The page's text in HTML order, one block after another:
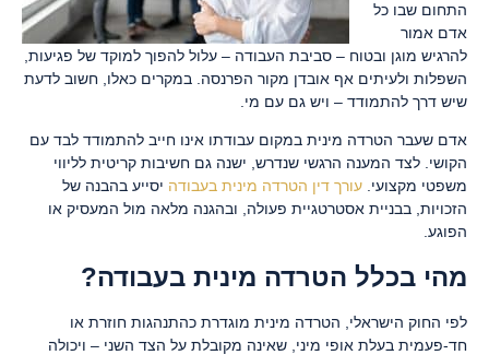
התחום שבו כל
אדם אמור
להרגיש מוגן ובטוח – סביבת העבודה – עלול להפוך למוקד של פגיעות,
השפלות ולעיתים אף אובדן מקור הפרנסה. במקרים כאלו, חשוב לדעת
שיש דרך להתמודד – ויש גם עם מי.
אדם שעבר הטרדה מינית במקום עבודתו אינו חייב להתמודד לבד עם
הקושי. לצד המענה הרגשי שנדרש, ישנה גם חשיבות קריטית לליווי
משפטי מקצועי. עורך דין הטרדה מינית בעבודה יסייע בהבנה של
הזכויות, בבניית אסטרטגיית פעולה, ובהגנה מלאה מול המעסיק או
הפוגע.
מהי בכלל הטרדה מינית בעבודה?
לפי החוק הישראלי, הטרדה מינית מוגדרת כהתנהגות חוזרת או
חד-פעמית בעלת אופי מיני, שאינה מקובלת על הצד השני – ויכולה